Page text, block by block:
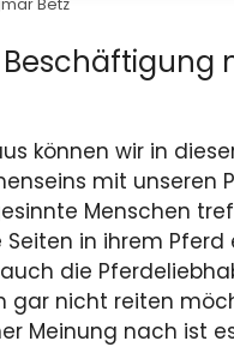
Betz
können wir in
mit unseren
Menschen
in ihrem Pferd
die
gar nicht reiten
Meinung nach ist